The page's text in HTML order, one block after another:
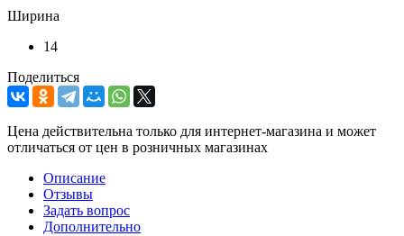
Ширина
14
Поделиться
Цена действительна только для интернет-магазина и может
отличаться от цен в розничных магазинах
Описание
Отзывы
Задать вопрос
Дополнительно